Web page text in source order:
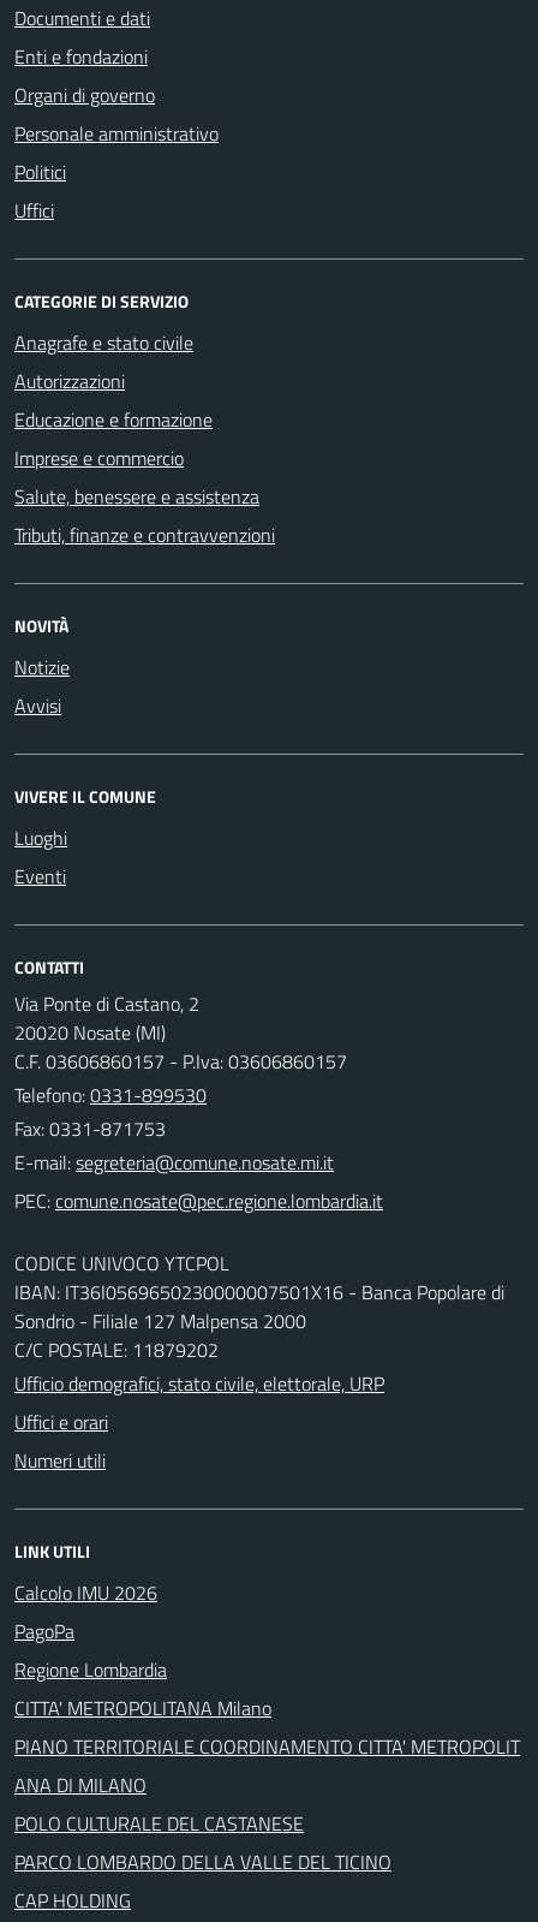
Documenti e dati
Enti e fondazioni
Organi di governo
Personale amministrativo
Politici
Uffici
CATEGORIE DI SERVIZIO
Anagrafe e stato civile
Autorizzazioni
Educazione e formazione
Imprese e commercio
Salute, benessere e assistenza
Tributi, finanze e contravvenzioni
NOVITÀ
Notizie
Avvisi
VIVERE IL COMUNE
Luoghi
Eventi
CONTATTI
Via Ponte di Castano, 2
20020 Nosate (MI)
C.F. 03606860157 - P.Iva: 03606860157
Telefono:0331-899530
Fax: 0331-871753
E-mail:
PEC:
CODICE UNIVOCO YTCPOL
IBAN: IT36I0569650230000007501X16 - Banca Popolare di
Sondrio - Filiale 127 Malpensa 2000
C/C POSTALE: 11879202
Ufficio demografici, stato civile, elettorale, URP
Uffici e orari
Numeri utili
LINK UTILI
Calcolo IMU 2026
PagoPa
Regione Lombardia
CITTA' METROPOLITANA Milano
PIANO TERRITORIALE COORDINAMENTO CITTA' METROPOLIT
ANA DI MILANO
POLO CULTURALE DEL CASTANESE
PARCO LOMBARDO DELLA VALLE DEL TICINO
CAP HOLDING